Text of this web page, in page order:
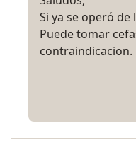
Si ya se operó de
Puede tomar
contraindicacion.